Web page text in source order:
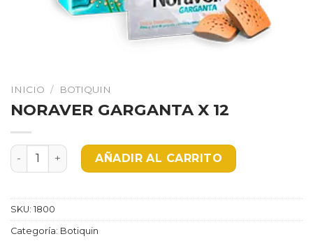
INICIO / BOTIQUIN
NORAVER GARGANTA X 12
NORAVER GARGANTA X 12 cantidad
AÑADIR AL CARRITO
SKU: 1800
Categoría: Botiquin